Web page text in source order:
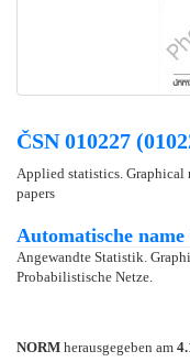
ČSN 010227
Applied statistics.
papers
Automatische
Angewandte Statistik.
Probabilistische Netze.
NORM herausgegeben am